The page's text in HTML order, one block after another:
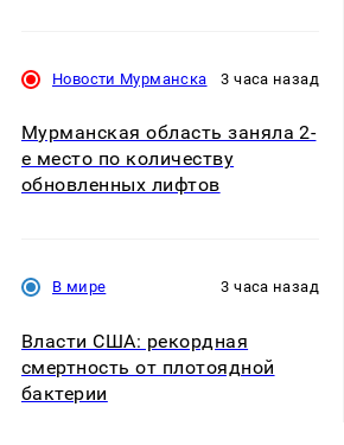
Новости Мурманска 3 часа назад
Мурманская область заняла 2-
е место по количеству
обновленных лифтов
В мире 3 часа назад
Власти США: рекордная
смертность от плотоядной
бактерии